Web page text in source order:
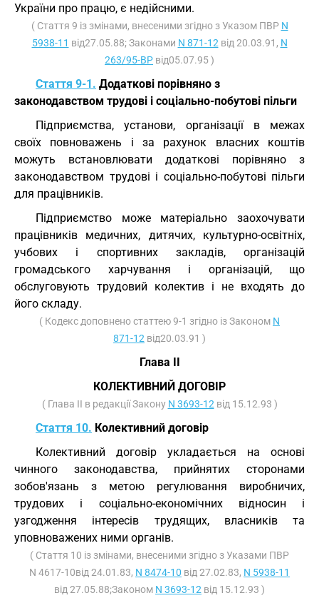
України про працю, є недійсними.
( Стаття 9 із змінами, внесеними згідно з Указом ПВР N
5938-11 від27.05.88; Законами N 871-12 від 20.03.91, N
263/95-ВР від05.07.95 )
Стаття 9-1. Додаткові порівняно з
законодавством трудові і соціально-побутові пільги
Підприємства, установи, організації в межах
своїх повноважень і за рахунок власних коштів
можуть встановлювати додаткові порівняно з
законодавством трудові і соціально-побутові пільги
для працівників.
Підприємство може матеріально заохочувати
працівників медичних, дитячих, культурно-освітніх,
учбових і спортивних закладів, організацій
громадського харчування і організацій, що
обслуговують трудовий колектив і не входять до
його складу.
( Кодекс доповнено статтею 9-1 згідно із Законом N
871-12 від20.03.91 )
Глава II
КОЛЕКТИВНИЙ ДОГОВІР
( Глава II в редакції Закону N 3693-12 від 15.12.93 )
Стаття 10. Колективний договір
Колективний договір укладається на основі
чинного законодавства, прийнятих сторонами
зобов'язань з метою регулювання виробничих,
трудових і соціально-економічних відносин і
узгодження інтересів трудящих, власників та
уповноважених ними органів.
( Стаття 10 із змінами, внесеними згідно з Указами ПВР
N 4617-10від 24.01.83, N 8474-10 від 27.02.83, N 5938-11
від 27.05.88;Законом N 3693-12 від 15.12.93 )